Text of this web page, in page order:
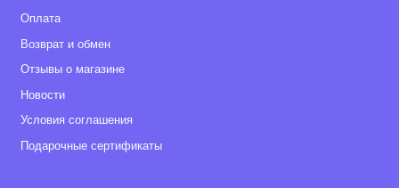
Оплата
Возврат и обмен
Отзывы о магазине
Новости
Условия соглашения
Подарочные сертификаты